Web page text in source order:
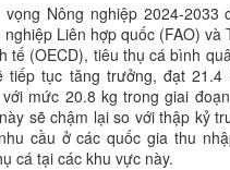
Nông nghiệp 2024-2033
Liên hợp quốc (FAO) và
tế (OECD), tiêu thụ cá bình
tiếp tục tăng trưởng, đạt 21.4
mức 20.8 kg trong giai
sẽ chậm lại so với thập kỷ
cầu ở các quốc gia thu
cá tại các khu vực này.